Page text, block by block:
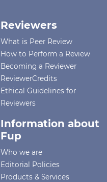
Reviewers
What is Peer Review
How to Perform a Review
Becoming a Reviewer
ReviewerCredits
Ethical Guidelines for
Reviewers
Information about
Fup
Who we are
Editorial Policies
Products & Services